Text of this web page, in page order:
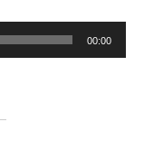
00:00